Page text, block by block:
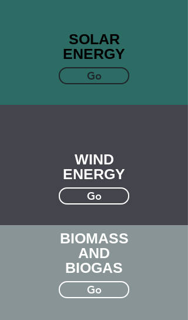
SOLAR
ENERGY
Go
WIND
ENERGY
Go
BIOMASS
AND
BIOGAS
Go